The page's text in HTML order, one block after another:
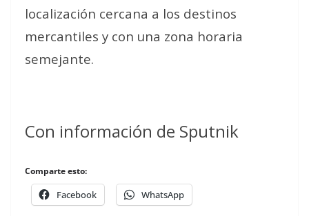
localización cercana a los destinos
mercantiles y con una zona horaria
semejante.
Con información de Sputnik
Comparte esto:
Facebook WhatsApp